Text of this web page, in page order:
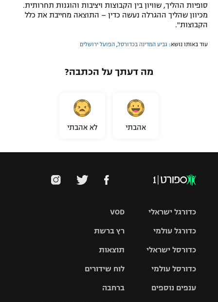
סופיות ההליך, שוויון בין הקבוצות ויציבות והוגנות תחרותית.
מכיוון שהליך ההגרלה נעשה כדין – התוצאה מחייבת את כלל
הקבוצות".
עוד באותו נושא: גביע המדינה בכדורסל הפועל ירושלים
מה דעתך על הכתבה?
אהבתי לא אהבתי
VOD
רץ ברשת
תוצאות
לוח שידורים
ברחבה
כדורגל ישראלי
גביע הטוטו
כדורגל עולמי
האלופות
ליגה
כדורסל ישראלי
סל
כדורסל עולמי
ענפים נוספים